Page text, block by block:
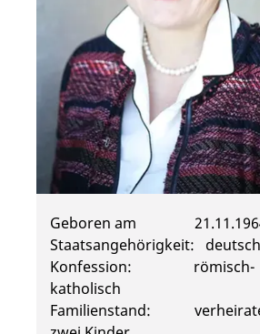
Geboren am
Staatsangehörigkeit: deutsch
Konfession: römisch-
katholisch
Familienstand: